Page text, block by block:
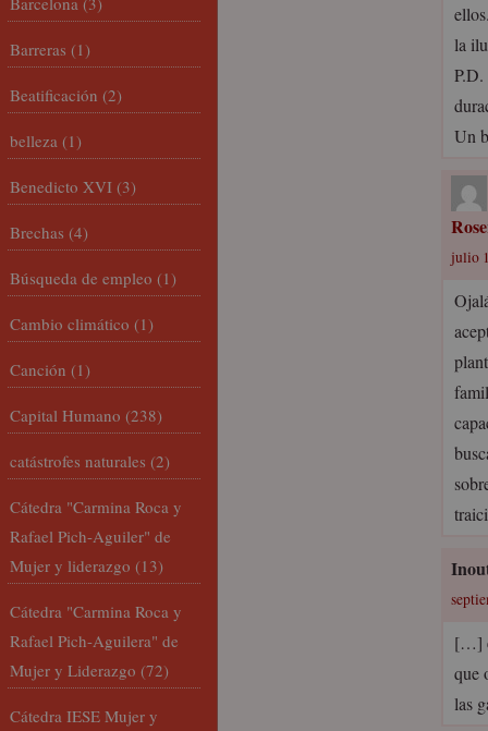
la
P.D.
Un
julio
[…]
que
las
Barreras (1)
Beatificación (2)
belleza (1)
Benedicto XVI (3)
Brechas (4)
Búsqueda de empleo (1)
Cambio climático (1)
Canción (1)
Capital Humano (238)
catástrofes naturales (2)
Cátedra "Carmina Roca y
Rafael Pich-Aguiler" de
Mujer y liderazgo (13)
Cátedra "Carmina Roca y
Rafael Pich-Aguilera" de
Mujer y Liderazgo (72)
Cátedra IESE Mujer y